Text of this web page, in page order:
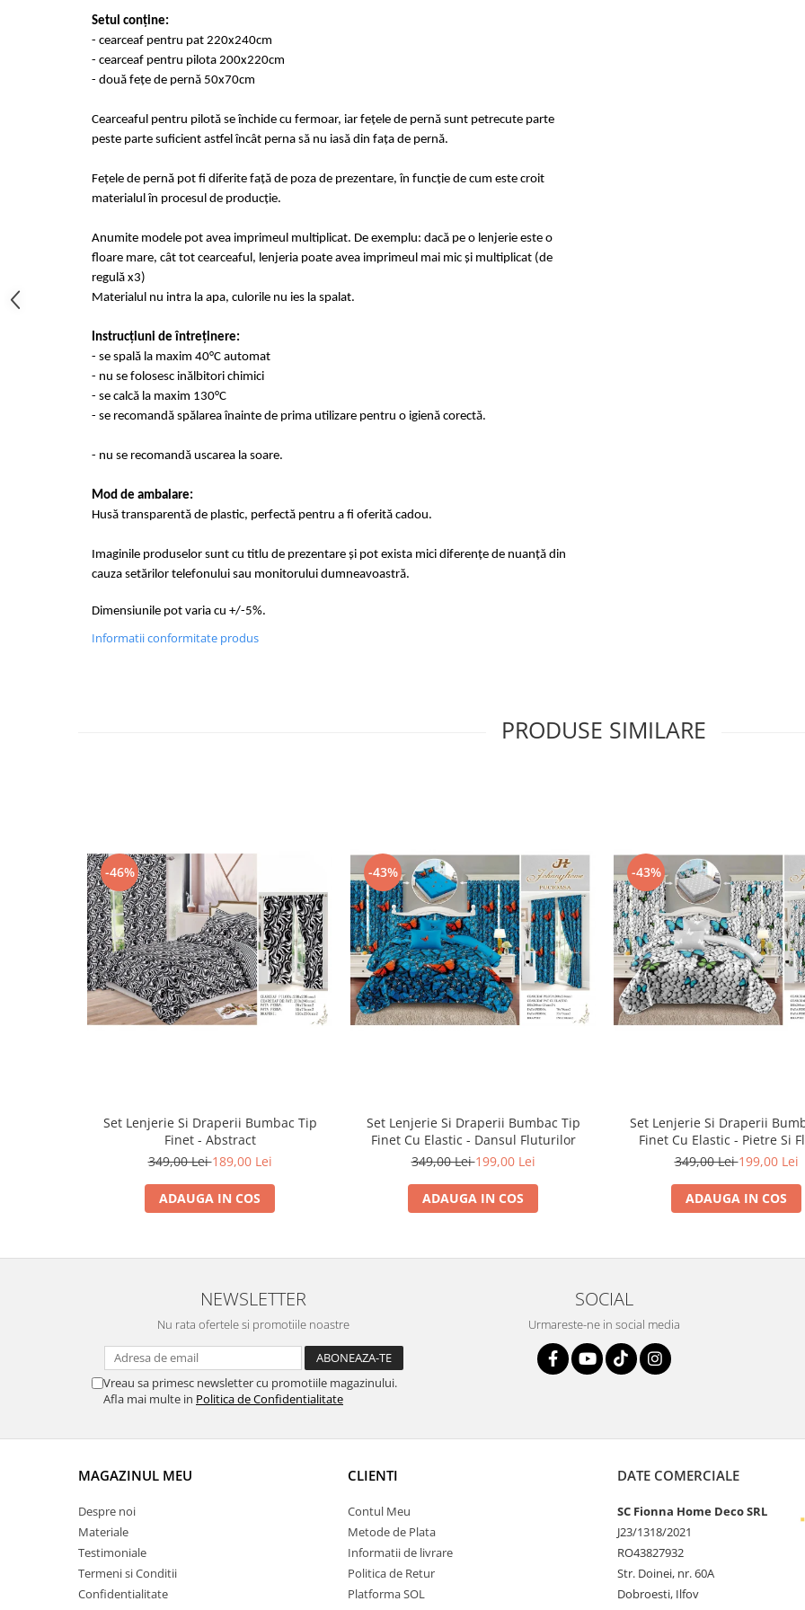
Cearceaf cu elastic 4 piese
Cearceaf normal 6 piese
Lenjerii Catifea
Cearceaf cu elastic
Cearceaf normal
Lenjerii Pufoase Fluffy/ Rabbit
Bumbac 100% Poplin Hobby
Lenjerii Satin Premium
Lenjerii Jacquard
Lenjerii Matase
Lenjerii Creponate
Lenjerii pentru PASTE
Set Lenjerie + Draperii Pat Dublu
Huse De Pat Tricotate 160x200cm
Huse De Pat Tricotate 180x200cm
Huse Impermeabile
Huse Impermeabile 160x200cm
Huse Impermeabile 180x200cm
Setul conține:
- cearceaf pentru pat 220x240cm
- cearceaf pentru pilota 200x220cm
- două fețe de pernă 50x70cm
Cearceaful pentru pilotă se închide cu fermoar, iar fețele de pernă sunt petrecute parte
peste parte suficient astfel încât perna să nu iasă din fața de pernă.
Fețele de pernă pot fi diferite față de poza de prezentare, în funcție de cum este croit
materialul în procesul de producție.
Anumite modele pot avea imprimeul multiplicat. De exemplu: dacă pe o lenjerie este o
floare mare, cât tot cearceaful, lenjeria poate avea imprimeul mai mic și multiplicat (de
regulă x3)
Materialul nu intra la apa, culorile nu ies la spalat.
Instrucțiuni de întreținere:
- se spală la maxim 40°C automat
- nu se folosesc inălbitori chimici
- se calcă la maxim 130°C
- se recomandă spălarea înainte de prima utilizare pentru o igienă corectă.
- nu se recomandă uscarea la soare.
Mod de ambalare:
Husă transparentă de plastic, perfectă pentru a fi oferită cadou.
Imaginile produselor sunt cu titlu de prezentare și pot exista mici diferențe de nuanță din
cauza setărilor telefonului sau monitorului dumneavoastră.
Dimensiunile pot varia cu +/-5%.
Informatii conformitate produs
PRODUSE SIMILARE
-46%
Set Lenjerie Si Draperii Bumbac Tip
Finet - Abstract
349,00 Lei189,00 Lei
ADAUGA IN COS
-43%
Set Lenjerie Si Draperii Bumbac Tip
Finet Cu Elastic - Dansul Fluturilor
349,00 Lei199,00 Lei
ADAUGA IN COS
-43%
Set Lenjerie Si Draperii
Finet Cu Elastic - Pietre Si
349,00 Lei199,00 Lei
ADAUGA IN COS
NEWSLETTER
Nu rata ofertele si promotiile noastre
Vreau sa primesc newsletter cu promotiile magazinului.
Afla mai multe in Politica de Confidentialitate
SOCIAL
Urmareste-ne in social media
MAGAZINUL MEU
Despre noi
Materiale
Testimoniale
Termeni si Conditii
Confidentialitate
CLIENTI
Contul Meu
Metode de Plata
Informatii de livrare
Politica de Retur
Platforma SOL
DATE COMERCIALE
SC Fionna Home Deco SRL
J23/1318/2021
RO43827932
Str. Doinei, nr. 60A
Dobroesti, Ilfov